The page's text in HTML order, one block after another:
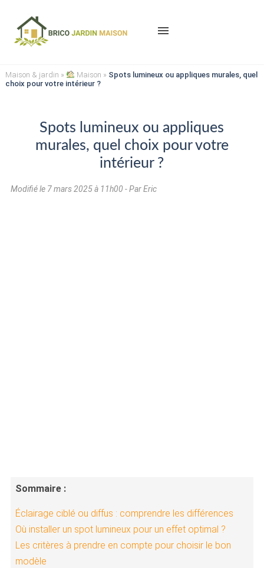
menu
Maison & jardin » Maison » Spots lumineux ou appliques murales, quel
choix pour votre intérieur ?
Spots lumineux ou appliques
murales, quel choix pour votre
intérieur ?
Modifié le 7 mars 2025 à 11h00 - Par Eric
Sommaire :
Éclairage ciblé ou diffus : comprendre les différences
Où installer un spot lumineux pour un effet optimal ?
Les critères à prendre en compte pour choisir le bon
modèle